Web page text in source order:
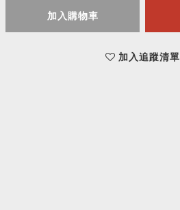
加入購物車
加入追蹤清單